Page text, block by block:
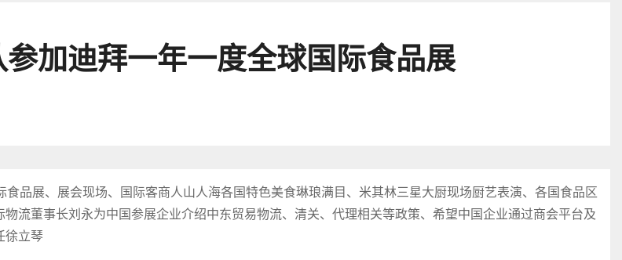
加迪拜一年一度全球国际食品展
品展、展会现场、国际客商人山人海各国特色美食琳琅满目、米其林三星大厨现场厨艺表演、各国食品区
流董事长刘永为中国参展企业介绍中东贸易物流、清关、代理相关等政策、希望中国企业通过商会平台及
徐立琴